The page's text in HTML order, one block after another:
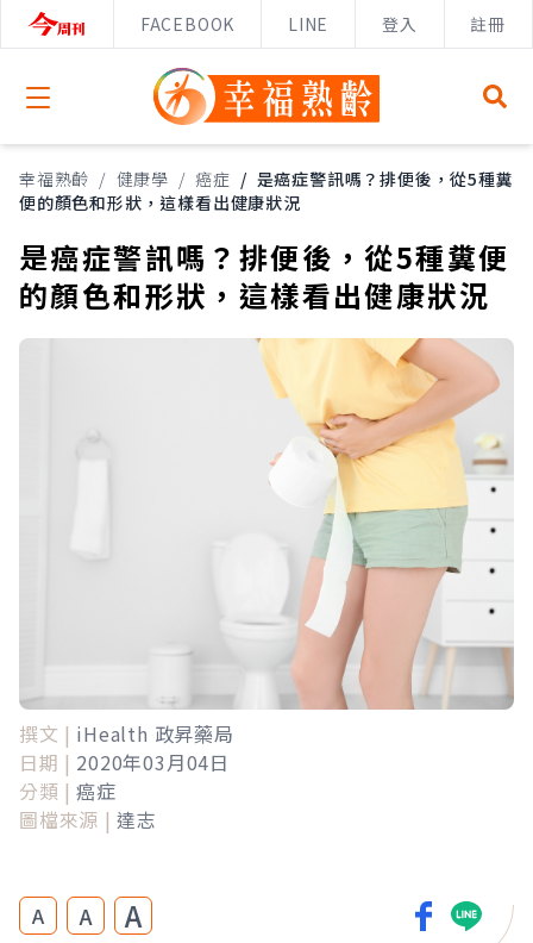
FACEBOOK LINE 登入 註冊
Open menu
幸福熟齡 / 健康學 / 癌症 / 是癌症警訊嗎？排便後，從5種糞
便的顏色和形狀，這樣看出健康狀況
是癌症警訊嗎？排便後，從5種糞便
的顏色和形狀，這樣看出健康狀況
撰文 | iHealth 政昇藥局
日期 | 2020年03月04日
分類 | 癌症
圖檔來源 | 達志
A A A